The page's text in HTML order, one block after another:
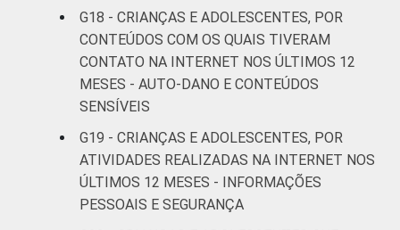
G18 - CRIANÇAS E ADOLESCENTES, POR
CONTEÚDOS COM OS QUAIS TIVERAM
CONTATO NA INTERNET NOS ÚLTIMOS 12
MESES - AUTO-DANO E CONTEÚDOS
SENSÍVEIS
G19 - CRIANÇAS E ADOLESCENTES, POR
ATIVIDADES REALIZADAS NA INTERNET NOS
ÚLTIMOS 12 MESES - INFORMAÇÕES
PESSOAIS E SEGURANÇA